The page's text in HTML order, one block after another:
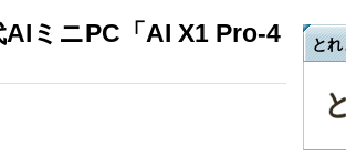
ミニPC「AI X1 Pro-4
とれ